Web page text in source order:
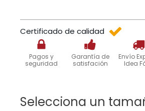
Certificado de calidad
Pagos y
seguridad
Garantía de
satisfación
Envío
Idea
Selecciona un